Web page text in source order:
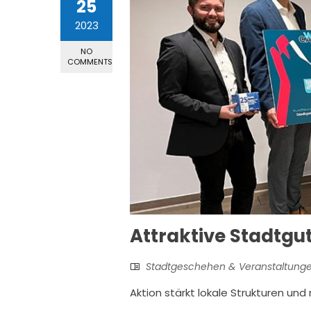
25
2023
NO
COMMENTS
Attraktive
Stadtgeschehen &
Aktion stärkt lokale Strukturen